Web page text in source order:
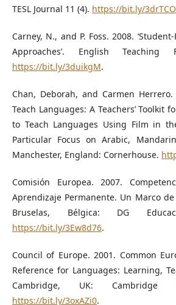
TESL Journal 11 (4). https://bit.ly/
Carney, N., and P. Foss. 2008.
Approaches’. English
https://bit.ly/3duikgM.
Chan, Deborah, and Carmen
Teach Languages: A Teachers’ Toolkit
to Teach Languages Using Film in
Particular Focus on Arabic,
Manchester, England: Cornerhouse.
Comisión Europea. 2007.
Aprendizaje Permanente. Un Marco
Bruselas, Bélgica: DG
https://bit.ly/3Ew8d76.
Council of Europe. 2001. Common
Reference for Languages: Learning,
Cambridge, UK: Cambridge
https://bit.ly/3oxAZi0.